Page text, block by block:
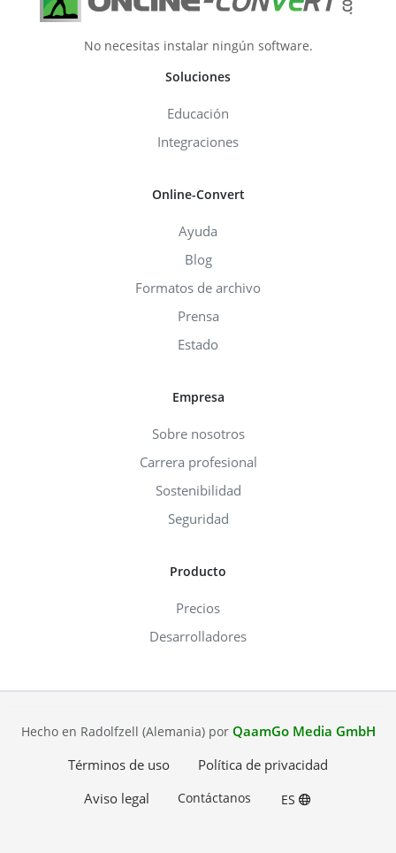
No necesitas instalar ningún software.
Soluciones
Educación
Integraciones
Online-Convert
Ayuda
Blog
Formatos de archivo
Prensa
Estado
Empresa
Sobre nosotros
Carrera profesional
Sostenibilidad
Seguridad
Producto
Precios
Desarrolladores
Hecho en Radolfzell (Alemania) por QaamGo Media GmbH
Términos de uso
Política de privacidad
Aviso legal
Contáctanos ES